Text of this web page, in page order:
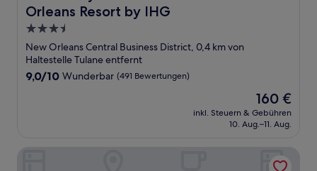
Orleans Resort by IHG
3.5-
Sterne-
Unterkunft
New Orleans Central Business District, 0,4 km von
Haltestelle Tulane entfernt
9.0
9,0/10 Wunderbar (491 Bewertungen)
Der
Preis
beträgt
160 €
inkl. Steuern & Gebühren
10. Aug.–11. Aug.